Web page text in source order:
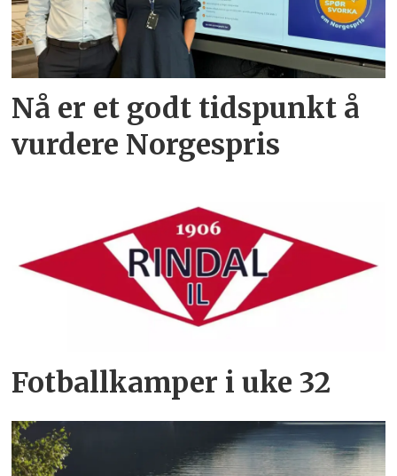
Nå er et godt tidspunkt å
vurdere Norgespris
Fotballkamper i uke 32